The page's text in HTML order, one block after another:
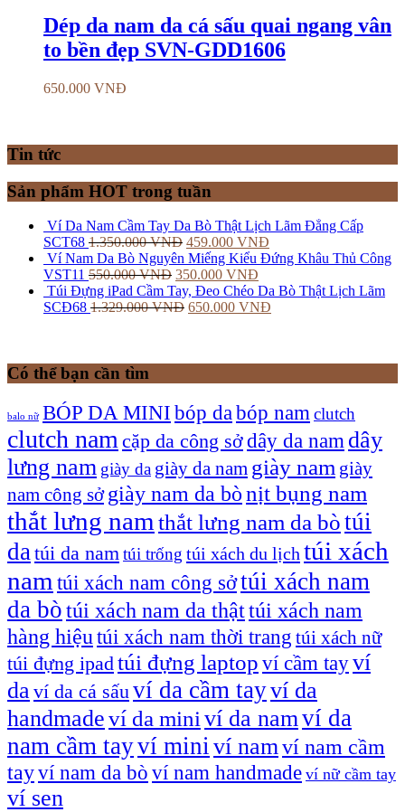
Dép da nam da cá sấu quai ngang vân
to bền đẹp SVN-GDD1606
650.000 VNĐ
Tin tức
Sản phẩm HOT trong tuần
Ví Da Nam Cầm Tay Da Bò Thật Lịch Lãm Đẳng Cấp
SCT68 1.350.000VNĐ 459.000 VNĐ
Ví Nam Da Bò Nguyên Miếng Kiểu Đứng Khâu Thủ Công
VST11 550.000VNĐ 350.000 VNĐ
Túi Đựng iPad Cầm Tay, Đeo Chéo Da Bò Thật Lịch Lãm
SCĐ68 1.329.000VNĐ 650.000 VNĐ
Có thể bạn cần tìm
balo nữ BÓP DA MINI bóp da bóp nam clutch
clutch nam cặp da công sởdây da nam dây
lưng nam giày da giày da nam giày nam giày
nam công sở giày nam da bònịt bụng nam
thắt lưng nam thắt lưng nam da bòtúi
da túi da namtúi trống túi xách du lịch túi xách
nam túi xách nam công sởtúi xách nam
da bòtúi xách nam da thậttúi xách nam
hàng hiệu túi xách nam thời trang túi xách nữ
túi đựng ipadtúi đựng laptop ví cầm tayví
daví da cá sấu ví da cầm tayví da
handmadeví da mini ví da namví da
nam cầm tayví mini ví namví nam cầm
tayví nam da bò ví nam handmade ví nữ cầm tay
ví sen